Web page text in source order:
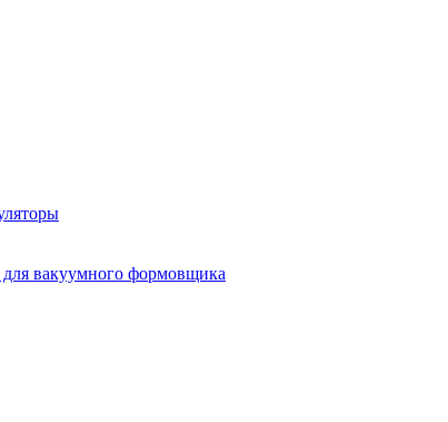
вакуумного формовщика